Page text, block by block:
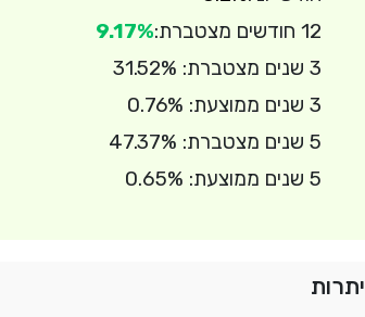
12 חודשים מצטברת:
9.17%
3 שנים מצטברת: 31.52%
3 שנים ממוצעת: 0.76%
5 שנים מצטברת: 47.37%
5 שנים ממוצעת: 0.65%
יתרות